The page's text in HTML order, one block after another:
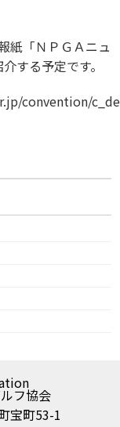
紙「ＮＰＧＡニュ
する予定です。
convention/
フ協会
宝町53-1